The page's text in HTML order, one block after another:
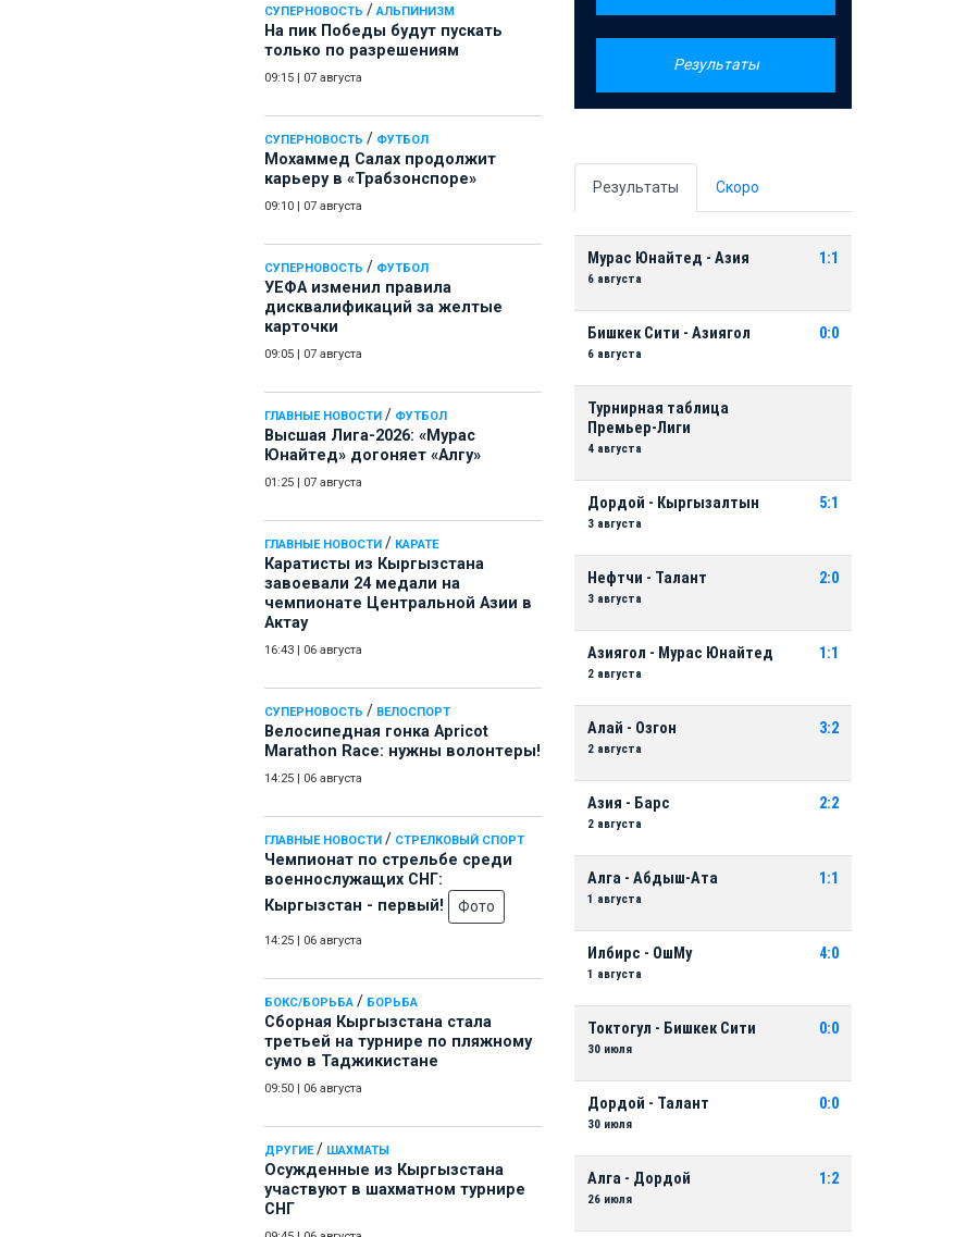
СУПЕРНОВОСТЬ / АЛЬПИНИЗМ
На пик Победы будут пускать
только по разрешениям
09:15 07 августа
СУПЕРНОВОСТЬ / ФУТБОЛ
Мохаммед Салах продолжит
карьеру в «Трабзонспоре»
09:10 07 августа
СУПЕРНОВОСТЬ / ФУТБОЛ
УЕФА изменил правила
дисквалификаций за желтые
карточки
09:05 07 августа
ГЛАВНЫЕ НОВОСТИ / ФУТБОЛ
Высшая Лига-2026: «Мурас
Юнайтед» догоняет «Алгу»
01:25 07 августа
ГЛАВНЫЕ НОВОСТИ / КАРАТЕ
Каратисты из Кыргызстана
завоевали 24 медали на
чемпионате Центральной Азии в
Актау
16:43 06 августа
СУПЕРНОВОСТЬ / ВЕЛОСПОРТ
Велосипедная гонка Apricot
Marathon Race: нужны волонтеры!
14:25 06 августа
ГЛАВНЫЕ НОВОСТИ / СТРЕЛКОВЫЙ СПОРТ
Чемпионат по стрельбе среди
военнослужащих СНГ:
Кыргызстан - первый!
Фото
14:25 06 августа
БОКС/БОРЬБА / БОРЬБА
Сборная Кыргызстана стала
третьей на турнире по пляжному
сумо в Таджикистане
09:50 06 августа
ДРУГИЕ/ ШАХМАТЫ
Осужденные из Кыргызстана
участвуют в шахматном турнире
СНГ
Результаты
Результаты Скоро
Мурас Юнайтед - Азия
6 августа
1:1
Бишкек Сити - Азиягол
6 августа
0:0
Турнирная таблица
Премьер-Лиги
4 августа
Дордой - Кыргызалтын
3 августа
5:1
Нефтчи - Талант
3 августа
2:0
Азиягол - Мурас Юнайтед
2 августа
1:1
Алай - Озгон
2 августа
3:2
Азия - Барс
2 августа
2:2
Алга - Абдыш-Ата
1 августа
1:1
Илбирс - ОшМу
1 августа
4:0
Токтогул - Бишкек Сити
30 июля
0:0
Дордой - Талант
30 июля
0:0
Алга - Дордой
26 июля
1:2